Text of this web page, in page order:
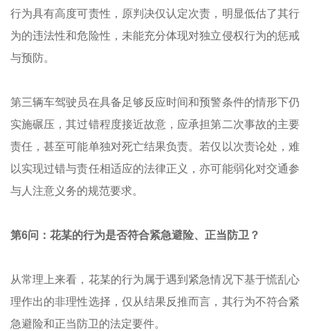
行为具有高度可责性，原判决仅认定次责，明显低估了其行
为的违法性和危险性，未能充分体现对独立侵权行为的惩戒
与预防。
第三辆车驾驶员在具备足够反应时间和预警条件的情形下仍
实施碾压，其过错程度接近故意，应承担第二次事故的主要
责任，甚至可能单独对死亡结果负责。若仅以次责论处，难
以实现过错与责任相适应的法律正义，亦可能弱化对交通参
与人注意义务的规范要求。
第6问：花某的行为是否符合紧急避险、正当防卫？
从常理上来看，花某的行为属于遇到紧急情况下基于慌乱心
理作出的非理性选择，仅从结果反推而言，其行为不符合紧
急避险和正当防卫的法定要件。